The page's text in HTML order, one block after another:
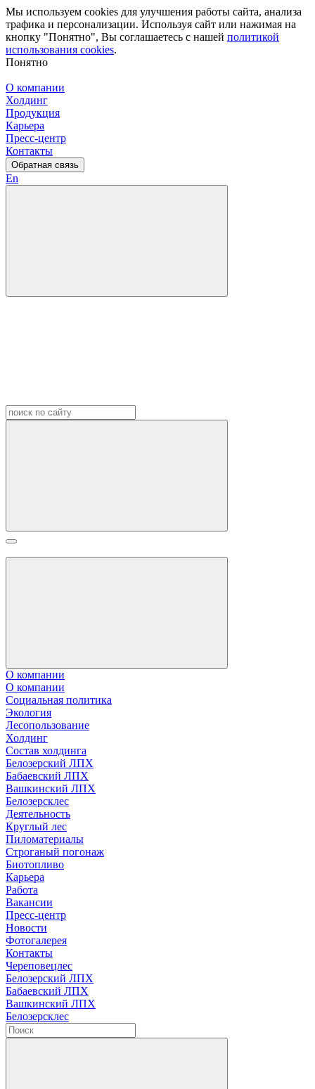
Мы используем cookies для улучшения работы сайта, анализа
трафика и персонализации. Используя сайт или нажимая на
кнопку "Понятно", Вы соглашаетесь с нашей политикой
использования cookies.
Понятно
О компании
Холдинг
Продукция
Карьера
Пресс-центр
Контакты
Обратная связь
En
О компании
О компании
Социальная политика
Экология
Лесопользование
Холдинг
Состав холдинга
Белозерский ЛПХ
Бабаевский ЛПХ
Вашкинский ЛПХ
Белозерсклес
Деятельность
Круглый лес
Пиломатериалы
Строганый погонаж
Биотопливо
Карьера
Работа
Вакансии
Пресс-центр
Новости
Фотогалерея
Контакты
Череповецлес
Белозерский ЛПХ
Бабаевский ЛПХ
Вашкинский ЛПХ
Белозерсклес